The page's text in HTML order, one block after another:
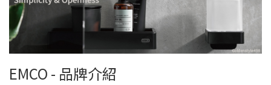
EMCO - 品牌介紹